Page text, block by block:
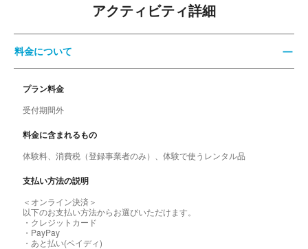
アクティビティ詳細
料金について
プラン料金
受付期間外
料金に含まれるもの
体験料、消費税（登録事業者のみ）、体験で使うレンタル品
支払い方法の説明
＜オンライン決済＞
以下のお支払い方法からお選びいただけます。
・クレジットカード
・PayPay
・あと払い(ペイディ)